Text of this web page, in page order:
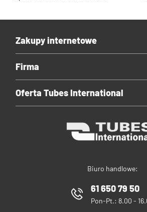
Biuro handlowe:
61 650 79 50
Pon-Pt.: 8.00 -
Zakupy internetowe
Firma
Oferta Tubes International